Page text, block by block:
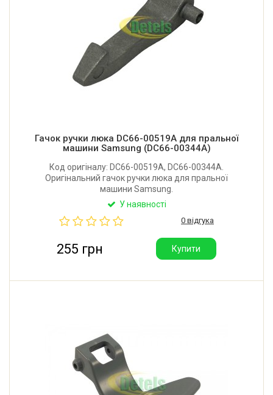
Гачок ручки люка DC66-00519A для пральної
машини Samsung (DC66-00344A)
Код оригіналу: DC66-00519A, DC66-00344A.
Оригінальний гачок ручки люка для пральної
машини Samsung.
У наявності
0 відгука
255 грн Купити